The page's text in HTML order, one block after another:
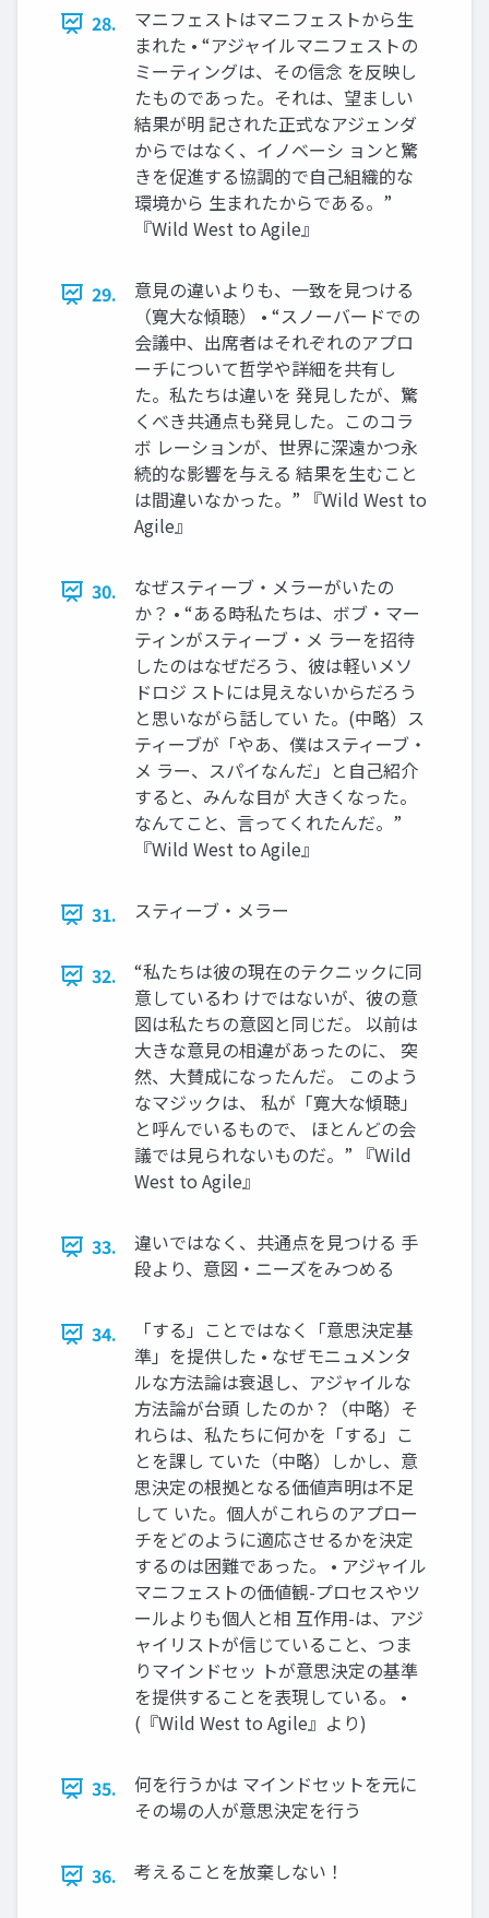
28.
マニフェストはマニフェストから生
まれた • “アジャイルマニフェストの
ミーティングは、その信念 を反映し
たものであった。それは、望ましい
結果が明 記された正式なアジェンダ
からではなく、イノベーシ ョンと驚
きを促進する協調的で自己組織的な
環境から 生まれたからである。”
『Wild West to Agile』
29.
意見の違いよりも、一致を見つける
（寛大な傾聴） • “スノーバードでの
会議中、出席者はそれぞれのアプロ
ーチについて哲学や詳細を共有し
た。私たちは違いを 発見したが、驚
くべき共通点も発見した。このコラ
ボ レーションが、世界に深遠かつ永
続的な影響を与える 結果を生むこと
は間違いなかった。” 『Wild West to
Agile』
30.
なぜスティーブ・メラーがいたの
か？ • “ある時私たちは、ボブ・マー
ティンがスティーブ・メ ラーを招待
したのはなぜだろう、彼は軽いメソ
ドロジ ストには見えないからだろう
と思いながら話してい た。(中略）ス
ティーブが「やあ、僕はスティーブ・
メ ラー、スパイなんだ」と自己紹介
すると、みんな目が 大きくなった。
なんてこと、言ってくれたんだ。”
『Wild West to Agile』
31. スティーブ・メラー
32.
“私たちは彼の現在のテクニックに同
意しているわ けではないが、彼の意
図は私たちの意図と同じだ。 以前は
大きな意見の相違があったのに、 突
然、大賛成になったんだ。 このよう
なマジックは、 私が「寛大な傾聴」
と呼んでいるもので、 ほとんどの会
議では見られないものだ。” 『Wild
West to Agile』
33.
違いではなく、共通点を見つける 手
段より、意図・ニーズをみつめる
34.
「する」ことではなく「意思決定基
準」を提供した • なぜモニュメンタ
ルな方法論は衰退し、アジャイルな
方法論が台頭 したのか？（中略）そ
れらは、私たちに何かを「する」こ
とを課し ていた（中略）しかし、意
思決定の根拠となる価値声明は不足
して いた。個人がこれらのアプロー
チをどのように適応させるかを決定
するのは困難であった。 • アジャイル
マニフェストの価値観-プロセスやツ
ールよりも個人と相 互作用-は、アジ
ャイリストが信じていること、つま
りマインドセッ トが意思決定の基準
を提供することを表現している。 •
(『Wild West to Agile』より)
35.
何を行うかは マインドセットを元に
その場の人が意思決定を行う
36. 考えることを放棄しない！